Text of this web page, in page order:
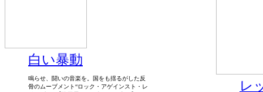
白い暴動
鳴らせ、闘いの音楽を。国をも揺るがした反
骨のムーブメント“ロック・アゲインスト・レ
レ